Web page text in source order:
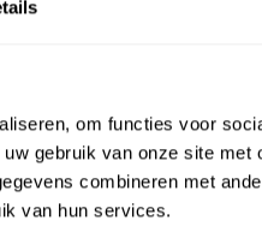
om functies voor
gebruik van onze site met
combineren met
van hun services.